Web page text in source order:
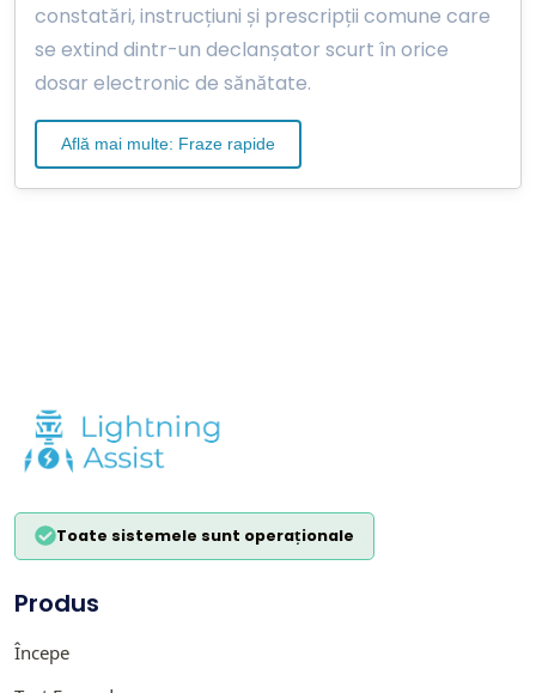
constatări, instrucțiuni și prescripții comune care
se extind dintr-un declanșator scurt în orice
dosar electronic de sănătate.
Află mai multe: Fraze rapide
Toate sistemele sunt operaționale
Produs
Începe